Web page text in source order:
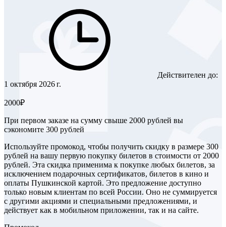
Действителен до:
1 октября 2026 г.
2000₽
При первом заказе на сумму свыше 2000 рублей вы
сэкономите 300 рублей
Используйте промокод, чтобы получить скидку в размере 300
рублей на вашу первую покупку билетов в стоимости от 2000
рублей. Эта скидка применима к покупке любых билетов, за
исключением подарочных сертификатов, билетов в кино и
оплаты Пушкинской картой. Это предложение доступно
только новым клиентам по всей России. Оно не суммируется
с другими акциями и специальными предложениями, и
действует как в мобильном приложении, так и на сайте.